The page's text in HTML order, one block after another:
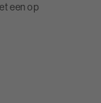
een op